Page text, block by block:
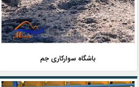
باشگاه سوارکاری جم